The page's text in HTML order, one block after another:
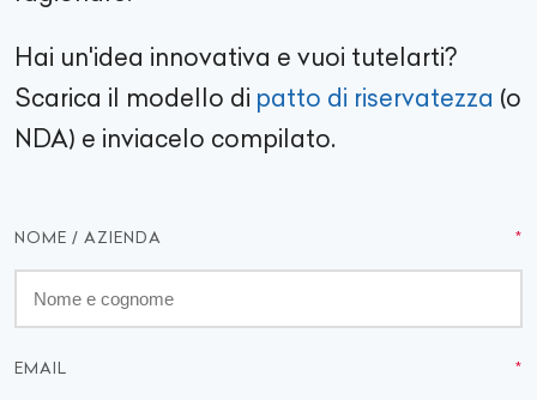
Hai un'idea innovativa e vuoi tutelarti?
Scarica il modello di patto di riservatezza (o
NDA) e inviacelo compilato.
NOME / AZIENDA
EMAIL